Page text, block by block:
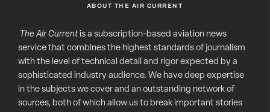
ABOUT THE AIR CURRENT
The Air Currentis a subscription-based aviation news
service that combines the highest standards of journalism
with the level of technical detail and rigor expected by a
sophisticated industry audience. We have deep expertise
in the subjects we cover and an outstanding network of
sources, both of which allow us to break important stories